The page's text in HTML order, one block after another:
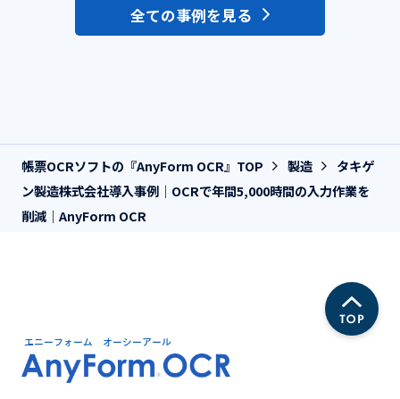
全ての事例を見る
帳票OCRソフトの『AnyForm OCR』TOP 製造
タキゲ
ン製造株式会社導入事例｜OCRで年間5,000時間の入力作業を
削減｜AnyForm OCR
エニーフォーム オーシーアール